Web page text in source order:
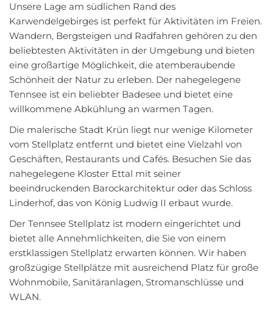
Unsere Lage am südlichen Rand des
Karwendelgebirges ist perfekt für Aktivitäten im Freien.
Wandern, Bergsteigen und Radfahren gehören zu den
beliebtesten Aktivitäten in der Umgebung und bieten
eine großartige Möglichkeit, die atemberaubende
Schönheit der Natur zu erleben. Der nahegelegene
Tennsee ist ein beliebter Badesee und bietet eine
willkommene Abkühlung an warmen Tagen.
Die malerische Stadt Krün liegt nur wenige Kilometer
vom Stellplatz entfernt und bietet eine Vielzahl von
Geschäften, Restaurants und Cafés. Besuchen Sie das
nahegelegene Kloster Ettal mit seiner
beeindruckenden Barockarchitektur oder das Schloss
Linderhof, das von König Ludwig II erbaut wurde.
Der Tennsee Stellplatz ist modern eingerichtet und
bietet alle Annehmlichkeiten, die Sie von einem
erstklassigen Stellplatz erwarten können. Wir haben
großzügige Stellplätze mit ausreichend Platz für große
Wohnmobile, Sanitäranlagen, Stromanschlüsse und
WLAN.